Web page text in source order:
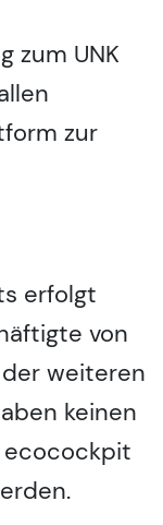
zum UNK
zur
erfolgt
von
weiteren
keinen
ecocockpit